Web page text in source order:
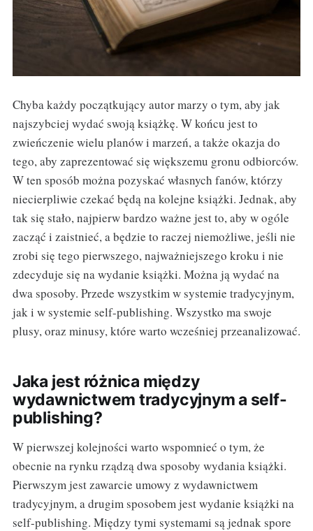
Chyba każdy początkujący autor marzy o tym, aby jak
najszybciej wydać swoją książkę. W końcu jest to
zwieńczenie wielu planów i marzeń, a także okazja do
tego, aby zaprezentować się większemu gronu odbiorców.
W ten sposób można pozyskać własnych fanów, którzy
niecierpliwie czekać będą na kolejne książki. Jednak, aby
tak się stało, najpierw bardzo ważne jest to, aby w ogóle
zacząć i zaistnieć, a będzie to raczej niemożliwe, jeśli nie
zrobi się tego pierwszego, najważniejszego kroku i nie
zdecyduje się na wydanie książki. Można ją wydać na
dwa sposoby. Przede wszystkim w systemie tradycyjnym,
jak i w systemie self-publishing. Wszystko ma swoje
plusy, oraz minusy, które warto wcześniej przeanalizować.
Jaka jest różnica między
wydawnictwem tradycyjnym a self-
publishing?
W pierwszej kolejności warto wspomnieć o tym, że
obecnie na rynku rządzą dwa sposoby wydania książki.
Pierwszym jest zawarcie umowy z wydawnictwem
tradycyjnym, a drugim sposobem jest wydanie książki na
self-publishing. Między tymi systemami są jednak spore